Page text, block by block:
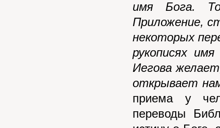
имя Бога.
Приложение,
некоторых
рукописях
Иегова
открывает
приема у
переводы